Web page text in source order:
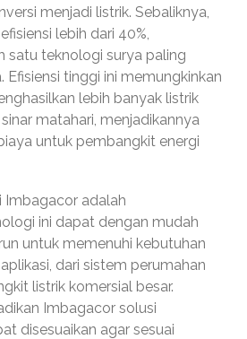
menjadi listrik. Sebaliknya,
lebih dari 40%,
satu teknologi surya paling
Efisiensi tinggi ini memungkinkan
lebih banyak listrik
matahari, menjadikannya
untuk pembangkit energi
Imbagacor adalah
ini dapat dengan mudah
untuk memenuhi kebutuhan
dari sistem perumahan
listrik komersial besar.
Imbagacor solusi
disesuaikan agar sesuai